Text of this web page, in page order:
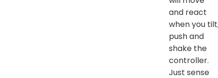
and react
when you
push and
shake the
controller.
Just sense